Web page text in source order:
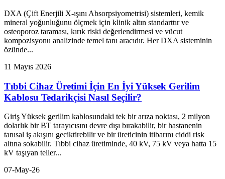
DXA (Çift Enerjili X-ışını Absorpsiyometrisi) sistemleri, kemik
mineral yoğunluğunu ölçmek için klinik altın standarttır ve
osteoporoz taraması, kırık riski değerlendirmesi ve vücut
kompozisyonu analizinde temel tanı aracıdır. Her DXA sisteminin
özünde...
11 Mayıs 2026
Tıbbi Cihaz Üretimi İçin En İyi Yüksek Gerilim
Kablosu Tedarikçisi Nasıl Seçilir?
Giriş Yüksek gerilim kablosundaki tek bir arıza noktası, 2 milyon
dolarlık bir BT tarayıcısını devre dışı bırakabilir, bir hastanenin
tanısal iş akışını geciktirebilir ve bir üreticinin itibarını ciddi risk
altına sokabilir. Tıbbi cihaz üretiminde, 40 kV, 75 kV veya hatta 15
kV taşıyan teller...
07-May-26